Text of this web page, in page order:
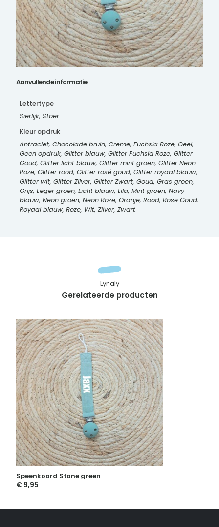
Aanvullende informatie
Lettertype
Sierlijk, Stoer
Kleur opdruk
Antraciet, Chocolade bruin, Creme, Fuchsia Roze, Geel,
Geen opdruk, Glitter blauw, Glitter Fuchsia Roze, Glitter
Goud, Glitter licht blauw, Glitter mint groen, Glitter Neon
Roze, Glitter rood, Glitter rosé goud, Glitter royaal blauw,
Glitter wit, Glitter Zilver, Glitter Zwart, Goud, Gras groen,
Grijs, Leger groen, Licht blauw, Lila, Mint groen, Navy
blauw, Neon groen, Neon Roze, Oranje, Rood, Rose Goud,
Royaal blauw, Roze, Wit, Zilver, Zwart
Gerelateerde producten
Lynaly
Speenkoord Stone green
€ 9,95